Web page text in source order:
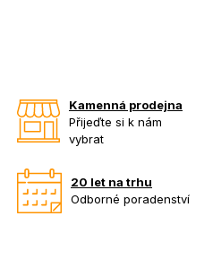
Kamenná prodejna
Přijeďte si k nám
vybrat
20 let na trhu
Odborné poradenství